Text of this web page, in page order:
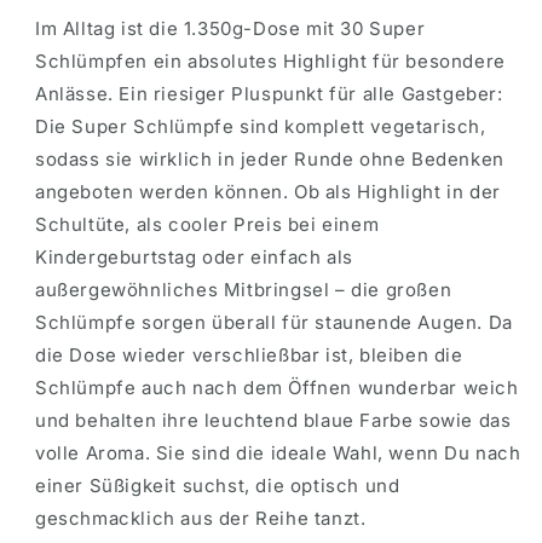
Im Alltag ist die 1.350g-Dose mit 30 Super
Schlümpfen ein absolutes Highlight für besondere
Anlässe. Ein riesiger Pluspunkt für alle Gastgeber:
Die Super Schlümpfe sind komplett vegetarisch,
sodass sie wirklich in jeder Runde ohne Bedenken
angeboten werden können. Ob als Highlight in der
Schultüte, als cooler Preis bei einem
Kindergeburtstag oder einfach als
außergewöhnliches Mitbringsel – die großen
Schlümpfe sorgen überall für staunende Augen. Da
die Dose wieder verschließbar ist, bleiben die
Schlümpfe auch nach dem Öffnen wunderbar weich
und behalten ihre leuchtend blaue Farbe sowie das
volle Aroma. Sie sind die ideale Wahl, wenn Du nach
einer Süßigkeit suchst, die optisch und
geschmacklich aus der Reihe tanzt.